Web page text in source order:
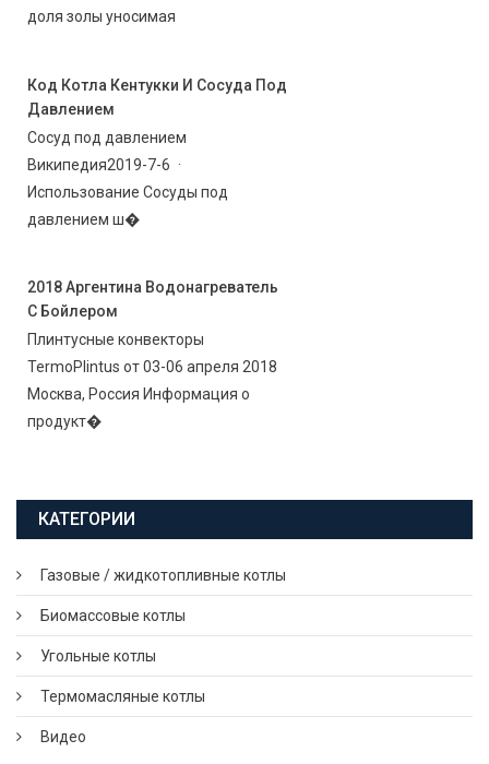
доля золы уносимая
Код Котла Кентукки И Сосуда Под
Давлением
Сосуд под давлением
Википедия2019-7-6 ·
Использование Сосуды под
давлением ш�
2018 Аргентина Водонагреватель
С Бойлером
Плинтусные конвекторы
TermoPlintus от 03-06 апреля 2018
Москва, Россия Информация о
продукт�
КАТЕГОРИИ
Газовые / жидкотопливные котлы
Биомассовые котлы
Угольные котлы
Термомасляные котлы
Видео